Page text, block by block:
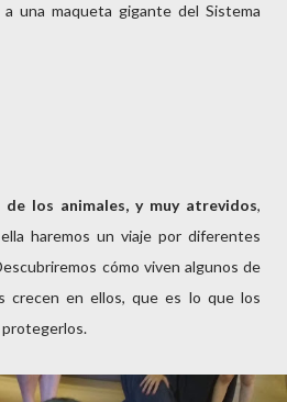
una maqueta gigante del Sistema
de los animales, y muy atrevidos,
haremos un viaje por diferentes
cómo viven algunos de
crecen en ellos, que es lo que los
protegerlos.